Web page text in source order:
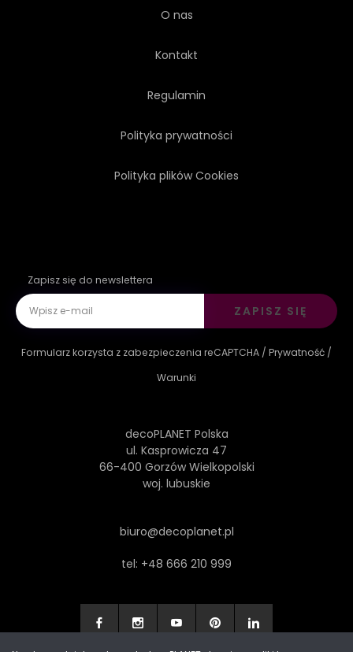
O nas
Kontakt
Regulamin
Polityka prywatności
Polityka plików Cookies
Zapisz się do newslettera
ZAPISZ SIĘ
Formularz korzysta z zabezpieczenia reCAPTCHA / Prywatność /
Warunki
decoPLANET Polska
ul. Kasprowicza 47
66-400 Gorzów Wielkopolski
woj. lubuskie
biuro@decoplanet.pl
tel: +48 666 210 999